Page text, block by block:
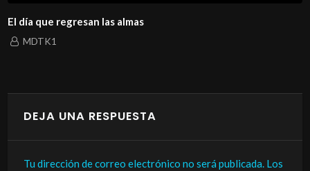
El día que regresan las almas
MDTK1
DEJA UNA RESPUESTA
Tu dirección de correo electrónico no será publicada. Los